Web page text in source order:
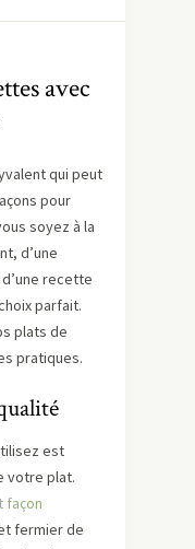
avec
qui peut
pour
soyez à la
d’une
recette
parfait.
plats de
pratiques.
est
votre plat.
façon
fermier de